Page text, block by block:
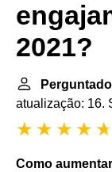
2021?
atualização: 16.
Como